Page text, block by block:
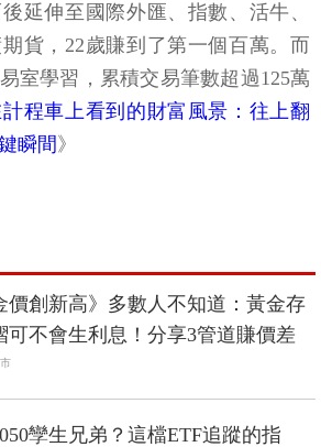
延伸至國際外匯、指數、活牛、
貨，22歲賺到了第一個百萬。而
室學習，累積交易筆數超過125萬
程車上看到的財富風景：往上翻
瞬間》
價創新高》多數人不知道：黃金存
可不會生利息！分享3管道賺價差
孿生兄弟？這檔ETF追蹤的指